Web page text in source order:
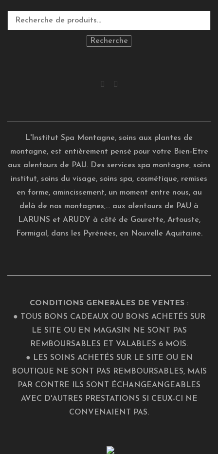
Recherche
pour :
Recherche
L'Institut Spa Montagne, soins aux plantes de
montagne, est entièrement pensé pour votre Bien-Etre
aux alentours de PAU. Des services spa montagne, soins
institut, soins du visage, soins spa, cosmétique, remises
en forme, amincissement, un moment entre nous, au
delà de nos montagnes,... aux alentours de PAU à
LARUNS et ARUDY à côté de Gourette, Artouste,
Formigal, dans les Pyrénées, en Nouvelle Aquitaine.
CONDITIONS GENERALES DE VENTES :
● TOUS BONS CADEAUX OU BONS ACHETÉS SUR
LE SITE OU EN MAGASIN NE SONT PAS
REMBOURSABLES ET VALABLES 6 MOIS.
● LES SOINS ACHETÉS SUR LE SITE OU EN
BOUTIQUE NE SONT PAS REMBOURSABLES, MAIS
PAR CONTRE ILS SONT ÉCHANGEANGEABLES
AVEC D'AUTRES PRESTATIONS SI CEUX-CI NE
CONVENAIENT PAS.